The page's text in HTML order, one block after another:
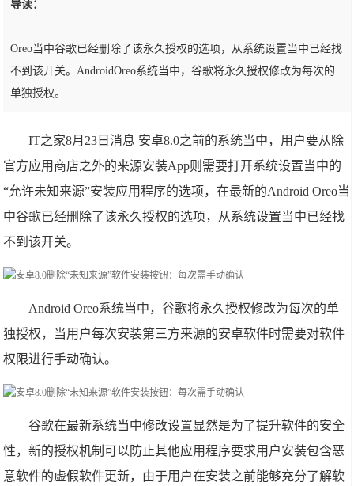
导读：
Oreo当中谷歌已经删除了该永久授权的选项，从系统设置当中已经找
不到该开关。AndroidOreo系统当中，谷歌将永久授权修改为每次的
单独授权。
IT之家8月23日消息 安卓8.0之前的系统当中，用户要从除
官方应用商店之外的来源安装App则需要打开系统设置当中的
“允许未知来源”安装应用程序的选项，在最新的Android Oreo当
中谷歌已经删除了该永久授权的选项，从系统设置当中已经找
不到该开关。
Android Oreo系统当中，谷歌将永久授权修改为每次的单
独授权，当用户每次安装第三方来源的安卓软件时需要对软件
权限进行手动确认。
谷歌在最新系统当中修改设置显然是为了提升软件的安全
性，新的授权机制可以防止其他应用程序要求用户安装包含恶
意软件的虚假软件更新，由于用户在安装之前能够充分了解软